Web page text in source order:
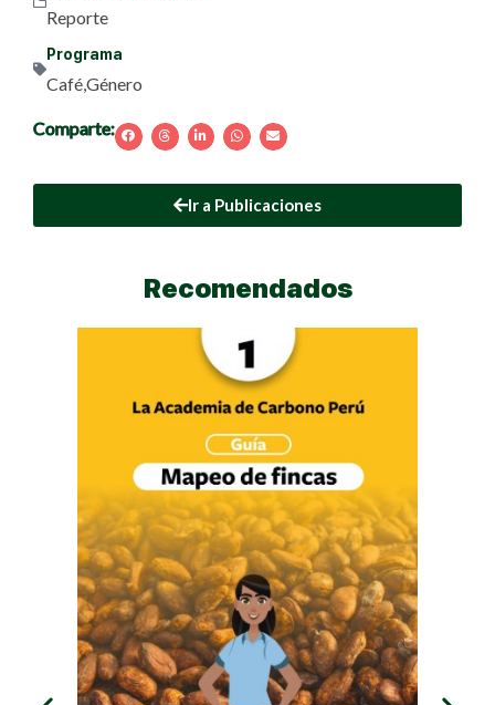
Reporte
Programa
Café,Género
Comparte:
Ir a Publicaciones
Recomendados